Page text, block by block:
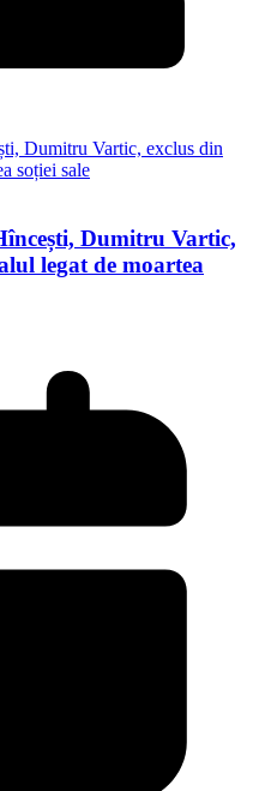
Dumitru Vartic,
legat de moartea